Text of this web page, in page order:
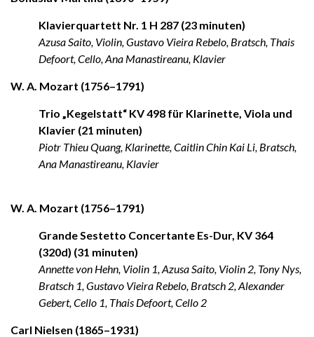
Klavierquartett Nr. 1 H 287 (23 minuten)
Azusa Saito, Violin, Gustavo Vieira Rebelo, Bratsch, Thais
Defoort, Cello, Ana Manastireanu, Klavier
W. A. Mozart (1756–1791)
Trio „Kegelstatt“ KV 498 für Klarinette, Viola und
Klavier (21 minuten)
Piotr Thieu Quang, Klarinette, Caitlin Chin Kai Li, Bratsch,
Ana Manastireanu, Klavier
W. A. Mozart (1756–1791)
Grande Sestetto Concertante Es-Dur, KV 364
(320d) (31 minuten)
Annette von Hehn, Violin 1, Azusa Saito, Violin 2, Tony Nys,
Bratsch 1, Gustavo Vieira Rebelo, Bratsch 2, Alexander
Gebert, Cello 1, Thais Defoort, Cello 2
Carl Nielsen (1865–1931)